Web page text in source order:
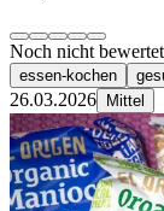
Noch nicht bewertet
essen-kochen
26.03.2026 Mittel